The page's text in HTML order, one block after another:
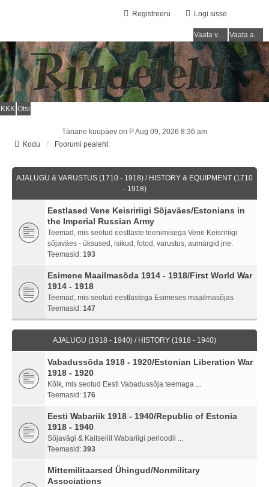
Logi sisse
Registreeru
Vaata vastamata teemasi Vaata aktiivseid teemasid
KKK Otsi
Tänane kuupäev on P Aug 09, 2026 8:36 am
Kodu
Foorumi pealeht
AJALUGU & VARUSTUS (1710 - 1918) / HISTORY & EQUIPMENT (1710
- 1918)
Eestlased Vene Keisririigi Sõjaväes/Estonians in
the Imperial Russian Army
Teemad, mis seotud eestlaste teenimisega Vene Keisririigi
sõjaväes - üksused, isikud, fotod, varustus, aumärgid jne.
Teemasid: 193
Esimene Maailmasõda 1914 - 1918/First World War
1914 - 1918
Teemad, mis seotud eestlastega Esimeses maailmasõjas
Teemasid: 147
AJALUGU (1918 - 1940) / HISTORY (1918 - 1940)
Vabadussõda 1918 - 1920/Estonian Liberation War
1918 - 1920
Kõik, mis seotud Eesti Vabadussõja teemaga ...
Teemasid: 176
Eesti Wabariik 1918 - 1940/Republic of Estonia
1918 - 1940
Sõjavägi & Kaitseliit Wabariigi perioodil ...
Teemasid: 393
Mittemilitaarsed Ühingud/Nonmilitary
Associations